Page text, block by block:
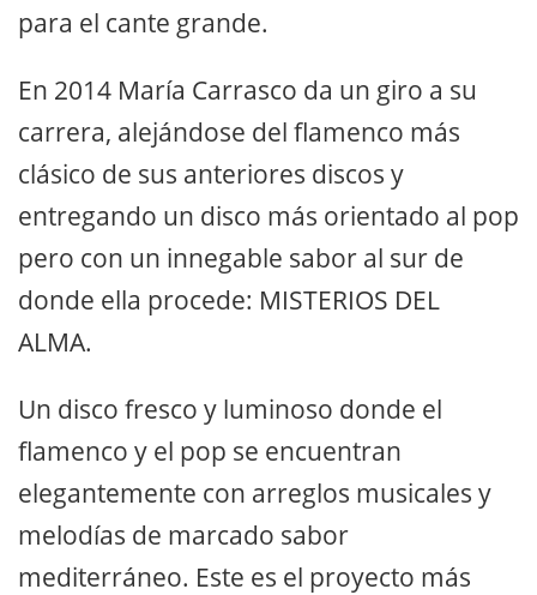
para el cante grande.
En 2014 María Carrasco da un giro a su
carrera, alejándose del flamenco más
clásico de sus anteriores discos y
entregando un disco más orientado al pop
pero con un innegable sabor al sur de
donde ella procede: MISTERIOS DEL
ALMA.
Un disco fresco y luminoso donde el
flamenco y el pop se encuentran
elegantemente con arreglos musicales y
melodías de marcado sabor
mediterráneo. Este es el proyecto más